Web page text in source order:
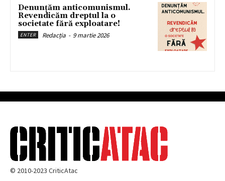
Denunțăm anticomunismul.
Revendicăm dreptul la o
societate fără exploatare!
ENTER Redacția - 9 martie 2026
© 2010-2023 CriticAtac